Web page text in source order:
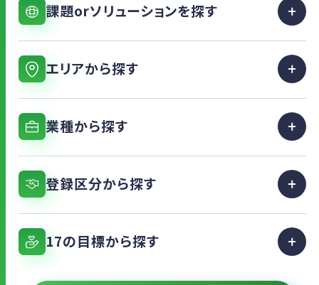
課題orソリューションを探す
エリアから探す
業種から探す
登録区分から探す
17の目標から探す